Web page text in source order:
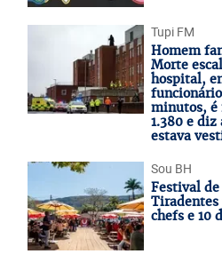
Tupi FM
Homem
Morte
hospital,
minutos, é
1.380 e diz
estava
Sou BH
Festival de
Tiradentes
chefs e 10